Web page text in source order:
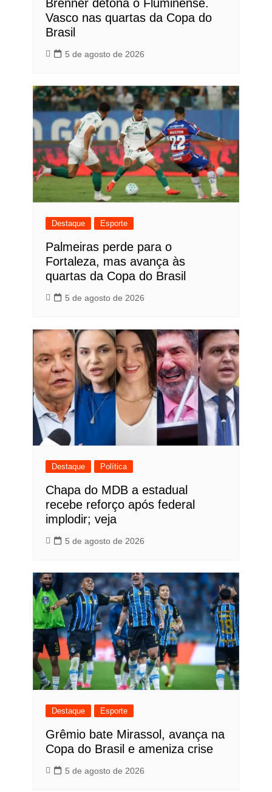
Brenner detona o Fluminense.
Vasco nas quartas da Copa do
Brasil
5 de agosto de 2026
Destaque Esporte
Palmeiras perde para o
Fortaleza, mas avança às
quartas da Copa do Brasil
5 de agosto de 2026
Destaque Política
Chapa do MDB a estadual
recebe reforço após federal
implodir; veja
5 de agosto de 2026
Destaque Esporte
Grêmio bate Mirassol, avança na
Copa do Brasil e ameniza crise
5 de agosto de 2026